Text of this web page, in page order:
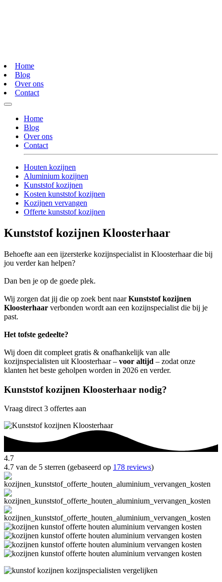
Home
Blog
Over ons
Contact
Home
Blog
Over ons
Contact
Houten kozijnen
Aluminium kozijnen
Kunststof kozijnen
Kosten kunststof kozijnen
Kozijnen vervangen
Offerte kunststof kozijnen
Kunststof kozijnen Kloosterhaar
Behoefte aan een ijzersterke kozijnspecialist in Kloosterhaar die bij
jou verder kan helpen?
Dan ben je op de goede plek.
Wij zorgen dat jij die op zoek bent naarKunststof kozijnen
Kloosterhaar verbonden wordt aan een kozijnspecialist die bij je
past.
Het tofste gedeelte?
Wij doen dit compleet gratis & onafhankelijk van alle
kozijnspecialisten uit Kloosterhaar – voor altijd – zodat onze
klanten het beste geholpen worden in 2026 en verder.
Kunststof kozijnen Kloosterhaar nodig?
Vraag direct 3 offertes aan
4.7
4.7 van de 5 sterren (gebaseerd op 178 reviews)